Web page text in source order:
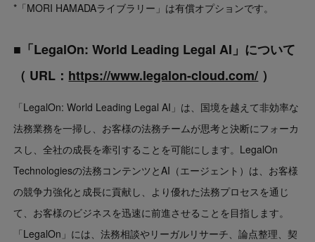
*「MORI HAMADAライブラリー」は有償オプションです。
■「LegalOn: World Leading Legal AI」について
（ URL： https://www.legalon-cloud.com/ ）
「LegalOn: World Leading Legal AI」は、国境を越えて非効率な
法務業務を一掃し、お客様の法務チームが思考と決断にフォーカ
スし、全社の成長を牽引することを可能にします。LegalOn
Technologiesの法務コンテンツとAI（エージェント）は、お客様
の競争力強化と成長に貢献し、より優れた法務プロセスを通じ
て、お客様のビジネスを迅速に前進させることを目指します。
「LegalOn」には、法務相談やリーガルリサーチ、論点整理、契